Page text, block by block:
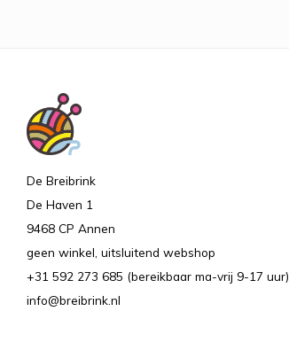
De Breibrink
De Haven 1
9468 CP Annen
geen winkel, uitsluitend webshop
+31 592 273 685 (bereikbaar ma-vrij 9-17 uur)
info@breibrink.nl